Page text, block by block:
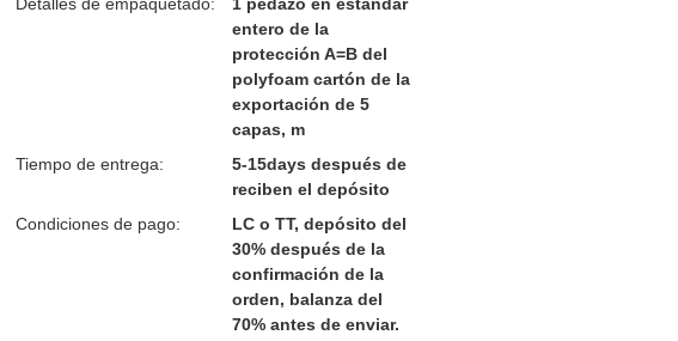
entero de la
protección A=B del
polyfoam cartón de la
exportación de 5
capas, m
Tiempo de entrega:
5-15days después de
reciben el depósito
Condiciones de pago:
LC o TT, depósito del
30% después de la
confirmación de la
orden, balanza del
70% antes de enviar.